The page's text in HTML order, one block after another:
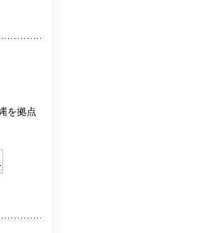
を拠点